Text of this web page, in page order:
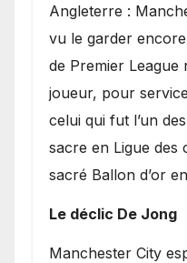
Angleterre :
vu le garder
de Premier League
joueur, pour
celui qui fut l’un
sacre en Ligue des
sacré Ballon d’or
Le déclic De Jong
​Manchester City